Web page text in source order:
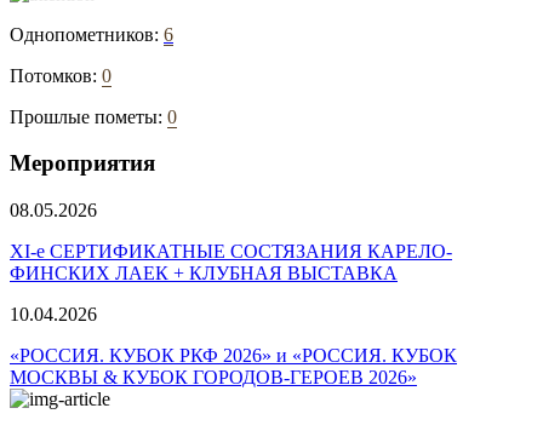
Однопометников: 6
Потомков: 0
Прошлые пометы: 0
Мероприятия
08.05.2026
ХI-е СЕРТИФИКАТНЫЕ СОСТЯЗАНИЯ КАРЕЛО-
ФИНСКИХ ЛАЕК + КЛУБНАЯ ВЫСТАВКА
10.04.2026
«РОССИЯ. КУБОК РКФ 2026» и «РОССИЯ. КУБОК
МОСКВЫ & КУБОК ГОРОДОВ-ГЕРОЕВ 2026»